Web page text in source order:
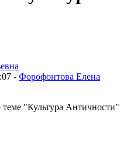
- Форофонтова Елена
"Культура Античности"